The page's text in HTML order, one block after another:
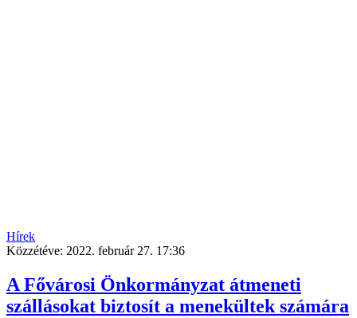
Hírek
Közzétéve: 2022. február 27. 17:36
A Fővárosi Önkormányzat átmeneti
szállásokat biztosít a menekültek számára